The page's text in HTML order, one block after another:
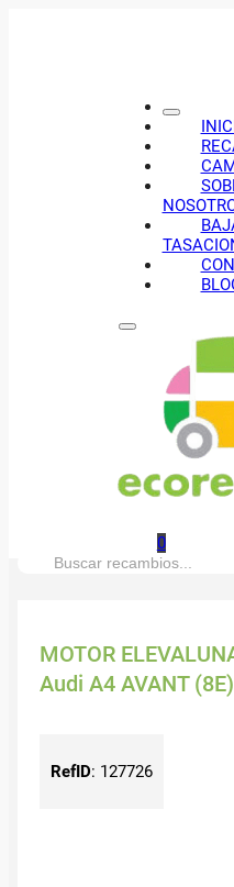
0
Buscar:
MOTOR
Audi A4 AVANT
RefID: 127726